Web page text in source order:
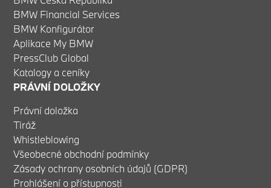
BMW Financial Services
BMW Konfigurátor
Aplikace My BMW
PressClub Global
Katalogy a ceníky
PRÁVNÍ DOLOŽKY
Právní doložka
Tiráž
Whistleblowing
Všeobecné obchodní podmínky
Zásady ochrany osobních údajů (GDPR)
Prohlášení o přístupnosti